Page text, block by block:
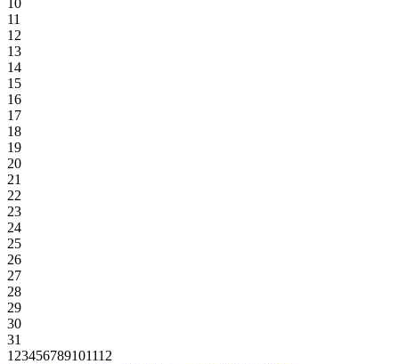
10
11
12
13
14
15
16
17
18
19
20
21
22
23
24
25
26
27
28
29
30
31
1 23456789101112